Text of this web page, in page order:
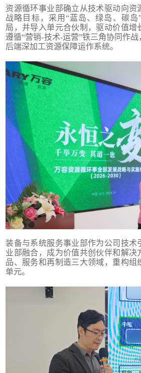
资源循环事业部确立从技术驱动向资
战略目标，采用“蓝岛、绿岛、碳
局，并导入单元合伙制，驱动价值增
遵循“营销-技术-运营”铁三角协同作
后端深加工资源保障运作系统。
装备与系统服务事业部作为公司技术
业部融合，成为价值共创伙伴和解决
品、服务和再制造三大领域，重构组
单元。